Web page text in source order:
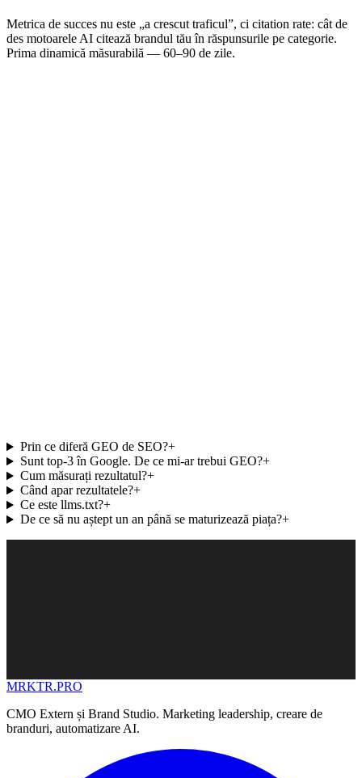
Metrica de succes nu este „a crescut traficul”, ci citation rate: cât de
des motoarele AI citează brandul tău în răspunsurile pe categorie.
Prima dinamică măsurabilă — 60–90 de zile.
Prin ce diferă GEO de SEO?+
Sunt top-3 în Google. De ce mi-ar trebui GEO?+
Cum măsurați rezultatul?+
Când apar rezultatele?+
Ce este llms.txt?+
De ce să nu aștept un an până se maturizează piața?+
MRKTR.PRO
CMO Extern și Brand Studio. Marketing leadership, creare de
branduri, automatizare AI.